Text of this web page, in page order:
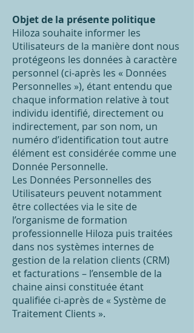
Objet de la présente politique
Hiloza souhaite informer les
Utilisateurs de la manière dont nous
protégeons les données à caractère
personnel (ci-après les « Données
Personnelles »), étant entendu que
chaque information relative à tout
individu identifié, directement ou
indirectement, par son nom, un
numéro d’identification tout autre
élément est considérée comme une
Donnée Personnelle.
Les Données Personnelles des
Utilisateurs peuvent notamment
être collectées via le site de
l’organisme de formation
professionnelle Hiloza puis traitées
dans nos systèmes internes de
gestion de la relation clients (CRM)
et facturations – l’ensemble de la
chaine ainsi constituée étant
qualifiée ci-après de « Système de
Traitement Clients ».